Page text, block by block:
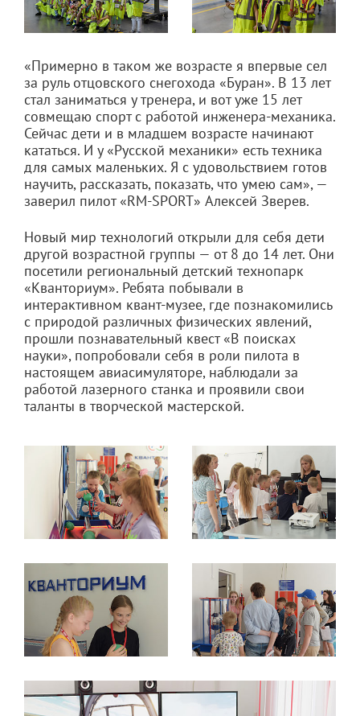
«Примерно в таком же возрасте я впервые сел
за руль отцовского снегохода «Буран». В 13 лет
стал заниматься у тренера, и вот уже 15 лет
совмещаю спорт с работой инженера-механика.
Сейчас дети и в младшем возрасте начинают
кататься. И у «Русской механики» есть техника
для самых маленьких. Я с удовольствием готов
научить, рассказать, показать, что умею сам», —
заверил пилот «RM-SPORT» Алексей Зверев.
Новый мир технологий открыли для себя дети
другой возрастной группы — от 8 до 14 лет. Они
посетили региональный детский технопарк
«Кванториум». Ребята побывали в
интерактивном квант-музее, где познакомились
с природой различных физических явлений,
прошли познавательный квест «В поисках
науки», попробовали себя в роли пилота в
настоящем авиасимуляторе, наблюдали за
работой лазерного станка и проявили свои
таланты в творческой мастерской.